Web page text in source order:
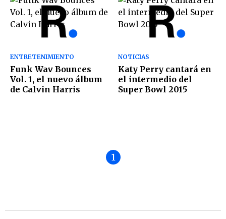
ENTRETENIMIENTO
Funk Wav Bounces
Vol. 1, el nuevo álbum
de Calvin Harris
NOTICIAS
Katy Perry cantará en
el intermedio del
Super Bowl 2015
1